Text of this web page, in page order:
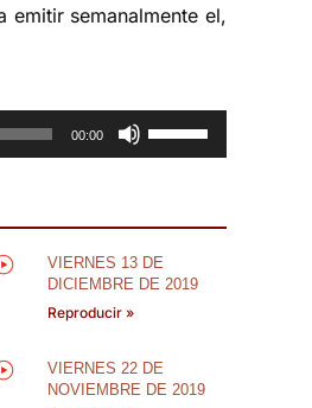
emitir semanalmente el,
00:00
arriba/abajo
para
disminuir
VIERNES 13 DE
DICIEMBRE DE 2019
Reproducir »
VIERNES 22 DE
NOVIEMBRE DE 2019